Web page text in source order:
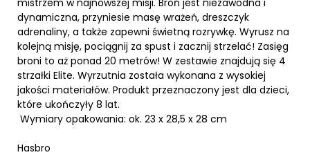
dynamiczna, przyniesie masę wrażeń, dreszczyk
adrenaliny, a także zapewni świetną rozrywkę. Wyrusz na
kolejną misję, pociągnij za spust i zacznij strzelać! Zasięg
broni to aż ponad 20 metrów! W zestawie znajdują się 4
strzałki Elite. Wyrzutnia została wykonana z wysokiej
jakości materiałów. Produkt przeznaczony jest dla dzieci,
które ukończyły 8 lat.
Wymiary opakowania: ok. 23 x 28,5 x 28 cm
Hasbro